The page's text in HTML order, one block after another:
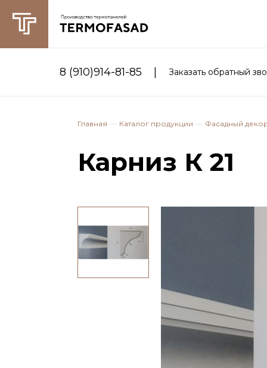
8 (910)914-81-85 | Заказать обратный
Главная Каталог продукции Фасадный
Карниз К 21